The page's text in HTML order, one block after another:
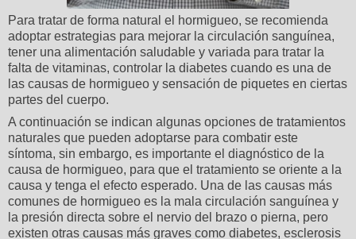
Para tratar de forma natural el hormigueo, se recomienda
adoptar estrategias para mejorar la circulación sanguínea,
tener una alimentación saludable y variada para tratar la
falta de vitaminas, controlar la diabetes cuando es una de
las causas de hormigueo y sensación de piquetes en ciertas
partes del cuerpo.
A continuación se indican algunas opciones de tratamientos
naturales que pueden adoptarse para combatir este
síntoma, sin embargo, es importante el diagnóstico de la
causa de hormigueo, para que el tratamiento se oriente a la
causa y tenga el efecto esperado. Una de las causas más
comunes de hormigueo es la mala circulación sanguínea y
la presión directa sobre el nervio del brazo o pierna, pero
existen otras causas más graves como diabetes, esclerosis